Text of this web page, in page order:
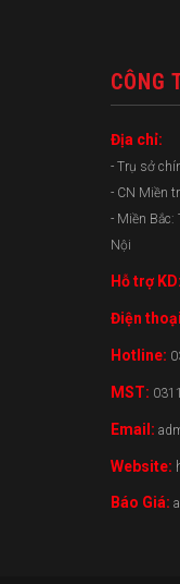
CÔNG
Địa chỉ:
- Trụ sở
- CN Miền
- Miền Bắc:
Nội
Hỗ trợ KD:
Điện
Hotline:
MST:
Email:
Website:
Báo Giá: